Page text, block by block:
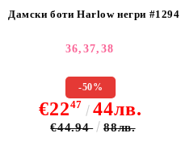
Дамски боти Harlow негри #12948
36, 37, 38
-50%
€2247 44лв.
€44.94 88лв.